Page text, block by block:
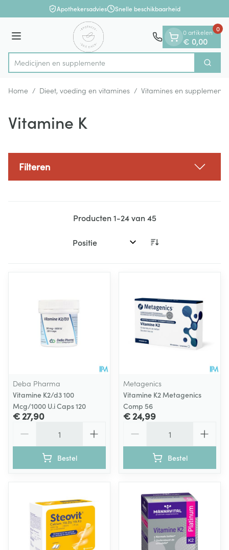
Ga naar de inhoudApothekersadvies Snelle beschikbaarheid
Menu
Product, merk, categorie...
Medic Zoek
0 artikelen
€ 0,00
0
Home / Dieet, voeding en vitamines / Vitamines en
Vitamine K
Filteren
Producten1-24van45
Sorteer op:
Deba Pharma
Vitamine K2/d3 100
Mcg/1000 U.i Caps 120
€ 27,90
Bestel
Metagenics
Vitamine K2 Metagenics
Comp 56
€ 24,99
Bestel